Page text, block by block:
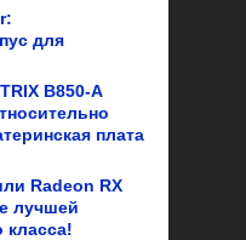
для
B850-A
плата
Radeon RX
лучшей
класса!